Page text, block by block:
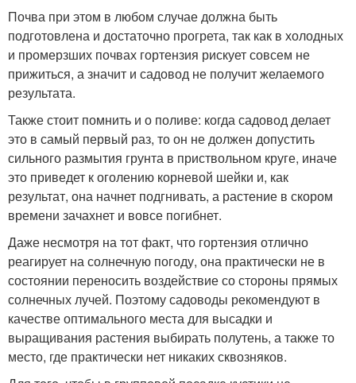
Почва при этом в любом случае должна быть
подготовлена и достаточно прогрета, так как в холодных
и промерзших почвах гортензия рискует совсем не
прижиться, а значит и садовод не получит желаемого
результата.
Также стоит помнить и о поливе: когда садовод делает
это в самый первый раз, то он не должен допустить
сильного размытия грунта в приствольном круге, иначе
это приведет к оголению корневой шейки и, как
результат, она начнет подгнивать, а растение в скором
времени зачахнет и вовсе погибнет.
Даже несмотря на тот факт, что гортензия отлично
реагирует на солнечную погоду, она практически не в
состоянии переносить воздействие со стороны прямых
солнечных лучей. Поэтому садоводы рекомендуют в
качестве оптимального места для высадки и
выращивания растения выбирать полутень, а также то
место, где практически нет никаких сквозняков.